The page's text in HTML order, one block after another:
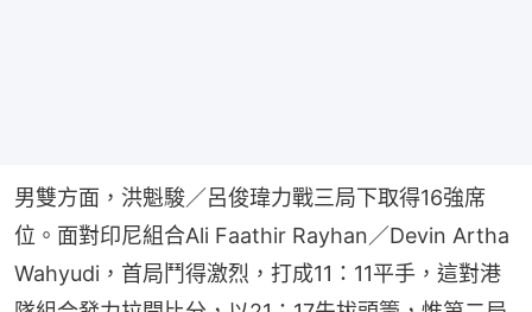
男雙方面，洪魁駿／呂俊瑋力戰三局下取得16強席
位。面對印尼組合Ali Faathir Rayhan／Devin Artha
Wahyudi，首局鬥得激烈，打成11：11平手，這對港